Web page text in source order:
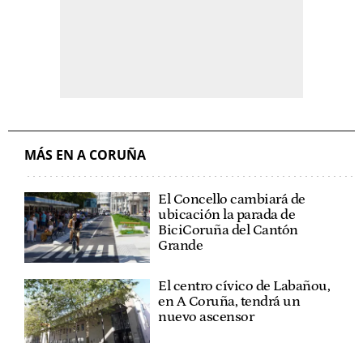
MÁS EN A CORUÑA
El Concello cambiará de
ubicación la parada de
BiciCoruña del Cantón
Grande
El centro cívico de Labañou,
en A Coruña, tendrá un
nuevo ascensor